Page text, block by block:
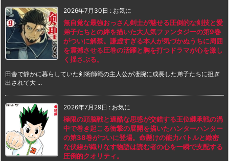
2026年7月30日 : お気に
無自覚な最強おっさん剣士が魅せる圧倒的な剣技と愛
弟子たちとの絆を描いた大人気ファンタジーの第9巻
がついに解禁。謙虚すぎる本人が気づかぬうちに周囲
を震撼させる圧巻の活躍と胸を打つドラマが心を激し
く揺さぶる。
田舎で静かに暮らしていた剣術師範の主人公が凄腕に成長した弟子たちに担ぎ
出されて大 ...
2026年7月29日 : お気に
極限の頭脳戦と過酷な思惑が交錯する王位継承戦の渦
中で巻き起こる衝撃の展開を描いたハンターハンター
の第38巻がついに登場。命懸けの能力バトルと緻密
な伏線が織りなす物語は読む者の心を一瞬で支配する
圧倒的クオリティ。